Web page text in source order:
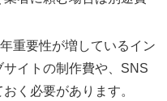
重要性が増しているイン
イトの制作費や、SNS
く必要があります。